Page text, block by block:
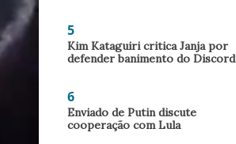
5
Kim Kataguiri critica Janja por
defender banimento do Discord
6
Enviado de Putin discute
cooperação com Lula